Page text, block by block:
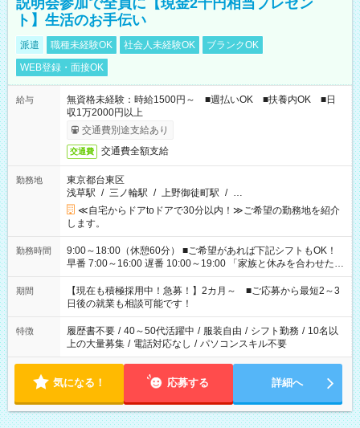
説明会参加で全員に【現金2千円相当プレゼン
ト】生活のお手伝い
派遣 職種未経験OK 社会人未経験OK
ブランクOK
WEB登録・面接OK
給与
無資格未経験：時給1500円～ ■週払いOK ■扶養内OK ■日
収1万2000円以上
交通費別途支給あり
交通費 交通費全額支給
勤務地
東京都台東区
浅草駅 / 三ノ輪駅 / 上野御徒町駅 / …
≪自宅からドアtoドアで30分以内！≫ご希望の勤務地を紹介
します。
勤務時間
9:00～18:00（休憩60分） ■ご希望があれば下記シフトもOK！
早番 7:00～16:00 遅番 10:00～19:00 「家族と休みを合わせた
い」 「余裕を持って夕飯の準備がしたい」 「できれば残業はし
たくない」 など、ご希望を教えてくださいね。 ※Wワーク希望
の方へ 今ご覧のお仕事で希望する勤務時間と、もう1つのお仕事
の勤務時間。 合計で週40時間を超える場合は応募できません。
期間
【現在も積極採用中！急募！】2カ月～ ■ご応募から最短2～3
日後の就業も相談可能です！
特徴 履歴書不要 / 40～50代活躍中 / 服装自由 / シフト勤務 / 10名以
上の大量募集 / 電話対応なし / パソコンスキル不要
気になる！ 応募する 詳細へ